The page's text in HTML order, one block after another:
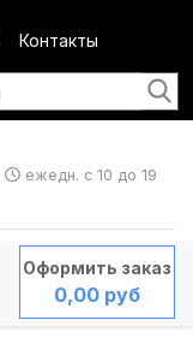
Контакты
ежедн. с 10 до 19
Оформить заказ
0,00 руб